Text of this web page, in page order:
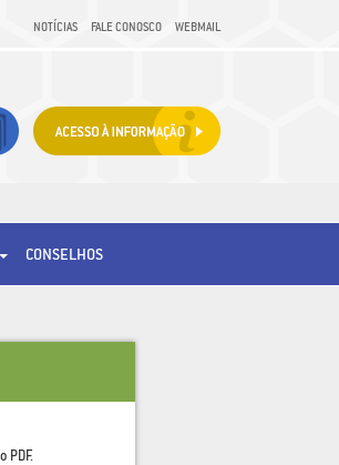
NOTÍCIAS FALE CONOSCO WEBMAIL
CONSELHOS
PDF.